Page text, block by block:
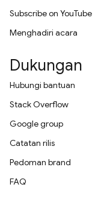
Subscribe on YouTube
Menghadiri acara
Dukungan
Hubungi bantuan
Stack Overflow
Google group
Catatan rilis
Pedoman brand
FAQ